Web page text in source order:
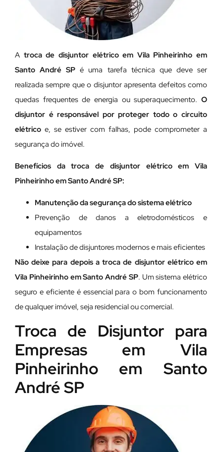
A troca de disjuntor elétrico em Vila Pinheirinho em
Santo André SP é uma tarefa técnica que deve ser
realizada sempre que o disjuntor apresenta defeitos como
quedas frequentes de energia ou superaquecimento. O
disjuntor é responsável por proteger todo o circuito
elétrico e, se estiver com falhas, pode comprometer a
segurança do imóvel.
Benefícios da troca de disjuntor elétrico em Vila
Pinheirinho em Santo André SP:
Manutenção da segurança do sistema elétrico
Prevenção de danos a eletrodomésticos e
equipamentos
Instalação de disjuntores modernos e mais eficientes
Não deixe para depois a troca de disjuntor elétrico em
Vila Pinheirinho em Santo André SP. Um sistema elétrico
seguro e eficiente é essencial para o bom funcionamento
de qualquer imóvel, seja residencial ou comercial.
Troca de Disjuntor para
Empresas em Vila
Pinheirinho em Santo
André SP